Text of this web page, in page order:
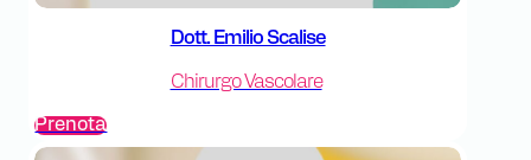
Dott. Emilio Scalise
Chirurgo Vascolare
Prenota